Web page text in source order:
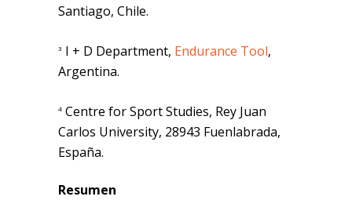
Santiago, Chile.
3 I + D Department, Endurance Tool,
Argentina.
4 Centre for Sport Studies, Rey Juan
Carlos University, 28943 Fuenlabrada,
España.
Resumen